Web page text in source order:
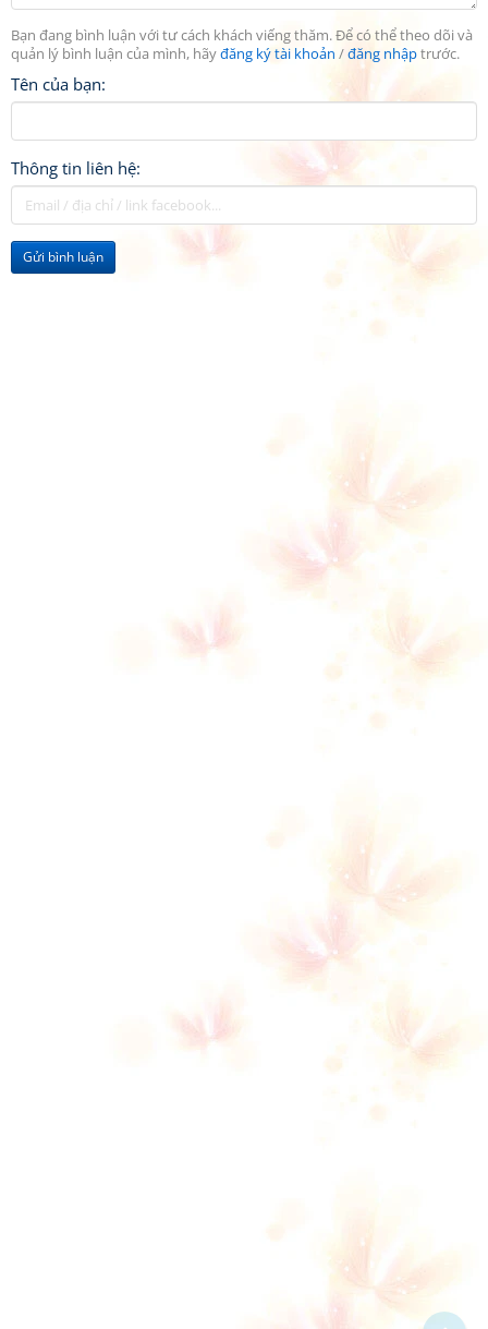
Bạn đang bình luận với tư cách khách viếng thăm. Để có thể theo dõi và
quản lý bình luận của mình, hãyđăng ký tài khoản /đăng nhậptrước.
Tên của bạn:
Thông tin liên hệ:
Gửi bình luận